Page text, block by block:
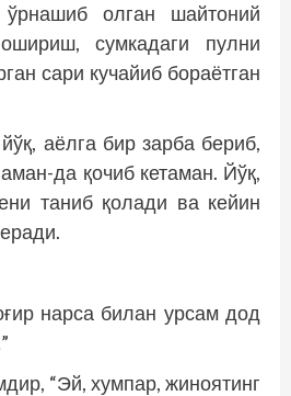
ўрнашиб олган шайтоний
сумкадаги пулни
сари кучайиб бораётган
аёлга бир зарба бериб,
да қочиб кетаман. Йўқ,
таниб қолади ва кейин
нарса билан урсам дод
“Эй, хумпар, жиноятинг